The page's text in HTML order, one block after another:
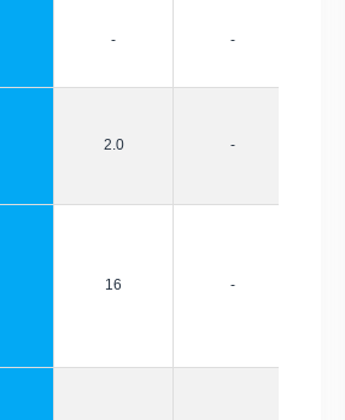
- -
2.0 -
16 -